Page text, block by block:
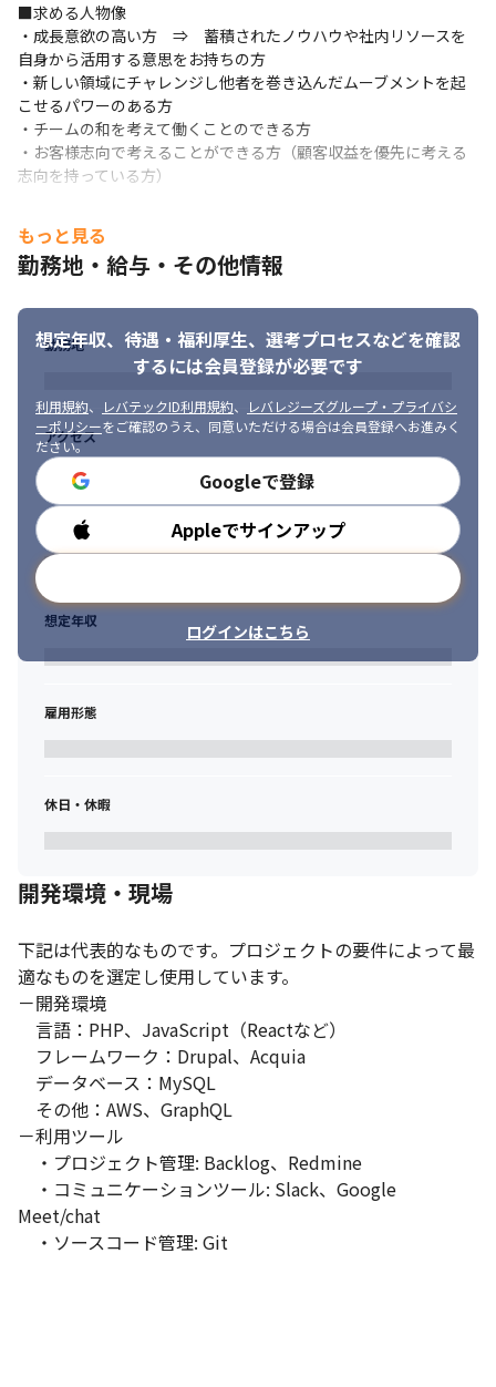
す。
■求める人物像
・成長意欲の高い方　⇒　蓄積されたノウハウや社内リソースを
自身から活用する意思をお持ちの方
・新しい領域にチャレンジし他者を巻き込んだムーブメントを起
こせるパワーのある方
・チームの和を考えて働くことのできる方
・お客様志向で考えることができる方（顧客収益を優先に考える
志向を持っている方）
もっと見る
勤務地・給与・その他情報
想定年収、待遇・福利厚生、 選考プロセスなどを確認
するには会員登録が必要です
利用規約、 レバテックID利用規約、
レバレジーズグループ・プライバシ
ーポリシーをご確認のうえ、同意いただける場合は会員登録へお進みく
ださい。
Googleで登録
Appleでサインアップ
ログインはこちら
勤務地
アクセス
勤務時間
想定年収
雇用形態
休日・休暇
開発環境・現場
下記は代表的なものです。プロジェクトの要件によって最
適なものを選定し使用しています。
－開発環境
言語：PHP、JavaScript（Reactなど）
フレームワーク：Drupal、Acquia
データベース：MySQL
その他：AWS、GraphQL
－利用ツール
・プロジェクト管理: Backlog、Redmine
・コミュニケーションツール: Slack、Google
Meet/chat
・ソースコード管理: Git